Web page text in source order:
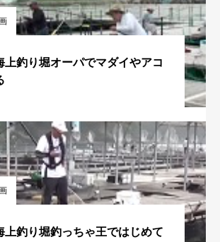
上釣り堀オーパでマダイやアコ
上釣り堀釣っちゃ王ではじめて